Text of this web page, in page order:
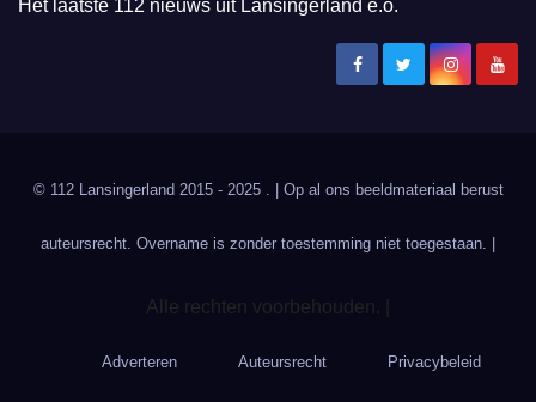
Het laatste 112 nieuws uit Lansingerland e.o.
© 112 Lansingerland 2015 - 2025 . | Op al ons beeldmateriaal berust
auteursrecht. Overname is zonder toestemming niet toegestaan. |
Alle rechten voorbehouden. |
Adverteren Auteursrecht Privacybeleid